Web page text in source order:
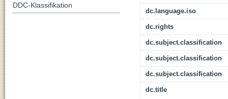
dc.language.iso
dc.rights
dc.subject.classification
dc.subject.classification
dc.subject.classification
dc.title
DDC-Klassifikation